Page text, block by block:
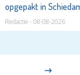
opgepakt in
Redactie - 08-08-2026